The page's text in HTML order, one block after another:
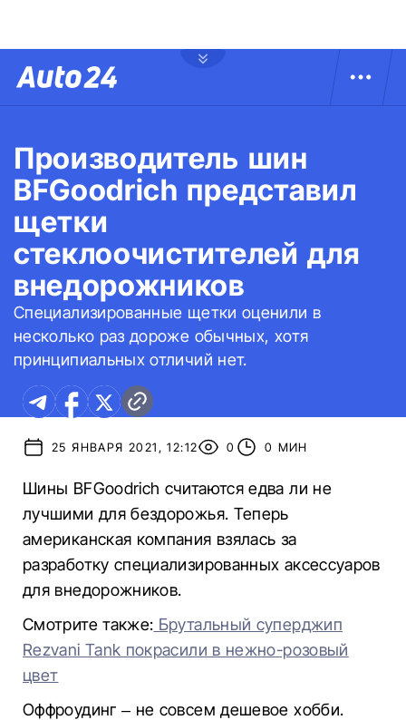
Производитель шин
BFGoodrich представил
щетки
стеклоочистителей для
внедорожников
Специализированные щетки оценили в
несколько раз дороже обычных, хотя
принципиальных отличий нет.
25 ЯНВАРЯ 2021, 12:12 0 0 МИН
Шины BFGoodrich считаются едва ли не
лучшими для бездорожья. Теперь
американская компания взялась за
разработку специализированных аксессуаров
для внедорожников.
Смотрите также: Брутальный суперджип
Rezvani Tank покрасили в нежно-розовый
цвет
Оффроудинг – не совсем дешевое хобби.